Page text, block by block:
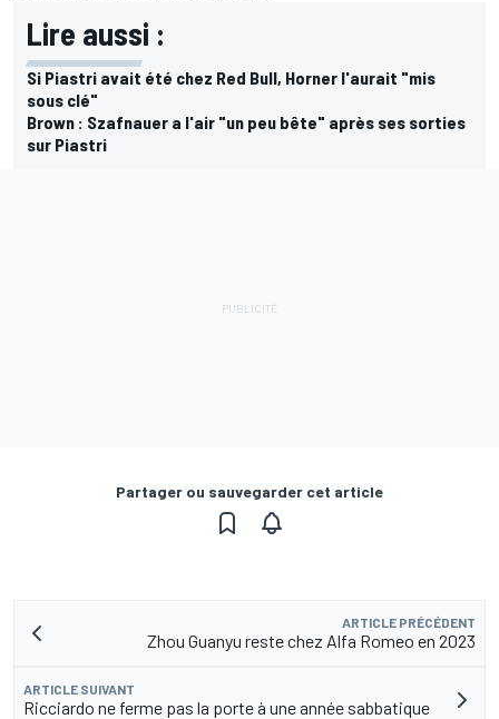
Lire aussi :
Si Piastri avait été chez Red Bull, Horner l'aurait "mis
sous clé"
Brown : Szafnauer a l'air "un peu bête" après ses sorties
sur Piastri
Partager ou sauvegarder cet article
ARTICLE PRÉCÉDENT
Zhou Guanyu reste chez Alfa Romeo en 2023
ARTICLE SUIVANT
Ricciardo ne ferme pas la porte à une année sabbatique